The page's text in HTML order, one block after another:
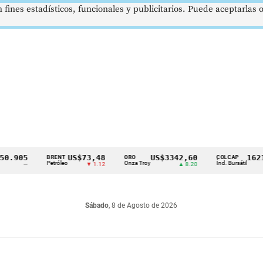
BRENT
Petróleo
US$73,48
▼ 1.12
ORO
Onza Troy
US$3342,60 COLCAP
Índ. Bursátil
1621,34
Sábado, 8 de Agosto de 2026
estadísticos, funcionales y publicitarios. Puede aceptarlas